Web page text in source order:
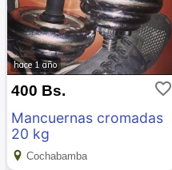
hace 1 año
400 Bs. favorite_border
Mancuernas cromadas
20 kg
Cochabamba